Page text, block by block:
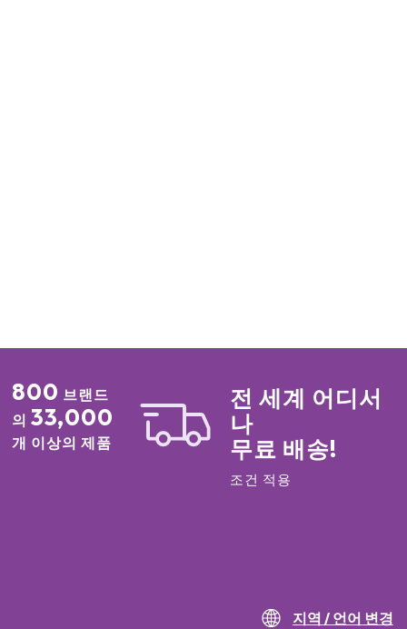
800 브랜드
의 33,000
개 이상의 제품
전 세계 어디서
나
무료 배송!
조건 적용
지역 / 언어 변경